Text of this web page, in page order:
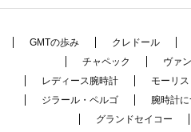
GMTの歩み クレドール
チャペック
ヴァ
レディース腕時計
モーリ
ジラール・ペルゴ
腕時計
グランドセイコー